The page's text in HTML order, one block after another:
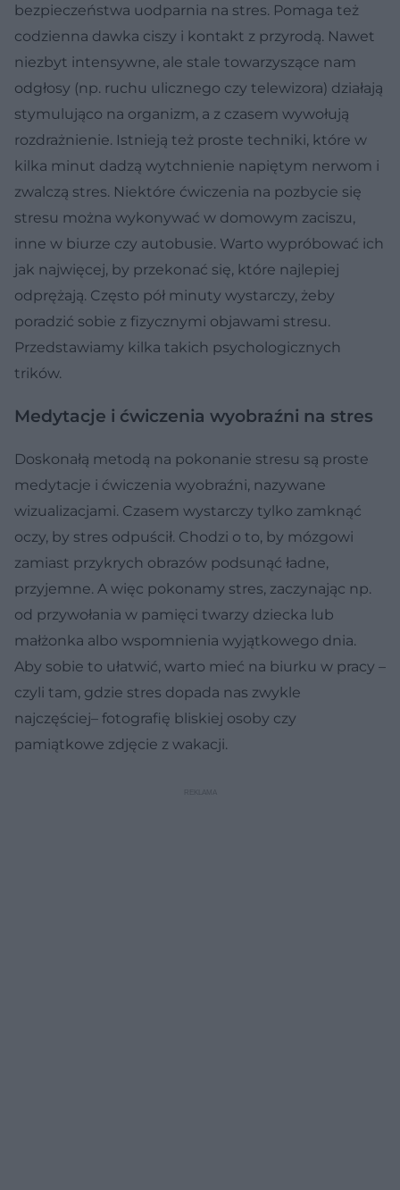
bezpieczeństwa uodparnia na stres. Pomaga też
codzienna dawka ciszy i kontakt z przyrodą. Nawet
niezbyt intensywne, ale stale towarzyszące nam
odgłosy (np. ruchu ulicznego czy telewizora) działają
stymulująco na organizm, a z czasem wywołują
rozdrażnienie. Istnieją też proste techniki, które w
kilka minut dadzą wytchnienie napiętym nerwom i
zwalczą stres. Niektóre ćwiczenia na pozbycie się
stresu można wykonywać w domowym zaciszu,
inne w biurze czy autobusie. Warto wypróbować ich
jak najwięcej, by przekonać się, które najlepiej
odprężają. Często pół minuty wystarczy, żeby
poradzić sobie z fizycznymi objawami stresu.
Przedstawiamy kilka takich psychologicznych
trików.
Medytacje i ćwiczenia wyobraźni na stres
Doskonałą metodą na pokonanie stresu są proste
medytacje i ćwiczenia wyobraźni, nazywane
wizualizacjami. Czasem wystarczy tylko zamknąć
oczy, by stres odpuścił. Chodzi o to, by mózgowi
zamiast przykrych obrazów podsunąć ładne,
przyjemne. A więc pokonamy stres, zaczynając np.
od przywołania w pamięci twarzy dziecka lub
małżonka albo wspomnienia wyjątkowego dnia.
Aby sobie to ułatwić, warto mieć na biurku w pracy –
czyli tam, gdzie stres dopada nas zwykle
najczęściej– fotografię bliskiej osoby czy
pamiątkowe zdjęcie z wakacji.